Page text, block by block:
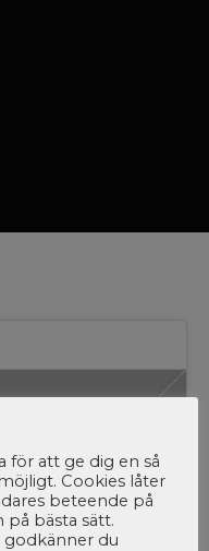
för att ge dig en så
Cookies låter
beteende på
på bästa sätt.
godkänner du